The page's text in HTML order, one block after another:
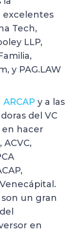
Tech,
LLP,
y PAG.LAW
ARCAP y a las
del VC
hacer
Venecápital.
un gran
en